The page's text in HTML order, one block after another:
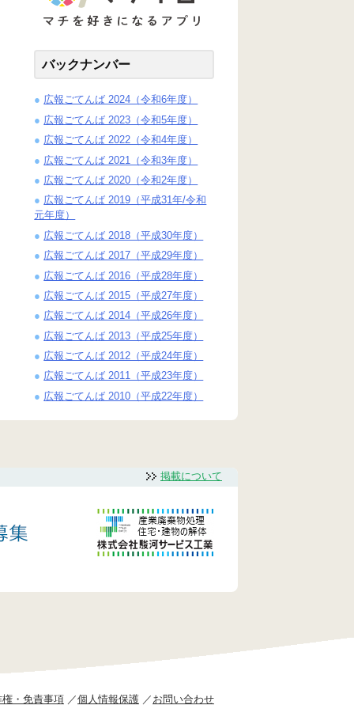
バックナンバー
広報ごてんば 2024（令和6年度）
広報ごてんば 2023（令和5年度）
広報ごてんば 2022（令和4年度）
広報ごてんば 2021（令和3年度）
広報ごてんば 2020（令和2年度）
広報ごてんば 2019（平成31年/令和
元年度）
広報ごてんば 2018（平成30年度）
広報ごてんば 2017（平成29年度）
広報ごてんば 2016（平成28年度）
広報ごてんば 2015（平成27年度）
広報ごてんば 2014（平成26年度）
広報ごてんば 2013（平成25年度）
広報ごてんば 2012（平成24年度）
広報ごてんば 2011（平成23年度）
広報ごてんば 2010（平成22年度）
掲載について
・免責事項 個人情報保護 お問い合わせ